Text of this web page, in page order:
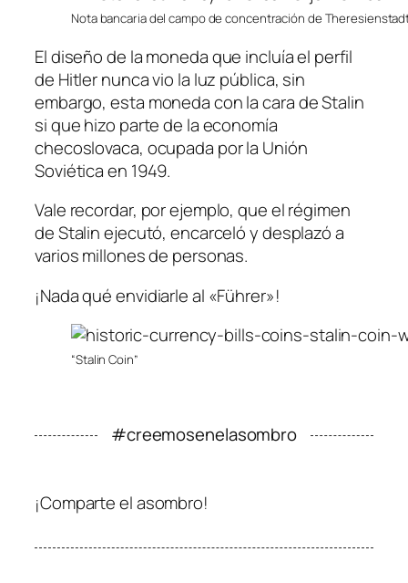
Nota bancaria del campo de concentración de
El diseño de la moneda que incluía el perfil
de Hitler nunca vio la luz pública, sin
embargo, esta moneda con la cara de Stalin
si que hizo parte de la economía
checoslovaca, ocupada por la Unión
Soviética en 1949.
Vale recordar, por ejemplo, que el régimen
de Stalin ejecutó, encarceló y desplazó a
varios millones de personas.
¡Nada qué envidiarle al «Führer»!
“Stalin Coin”
#creemosenelasombro
¡Comparte el asombro!